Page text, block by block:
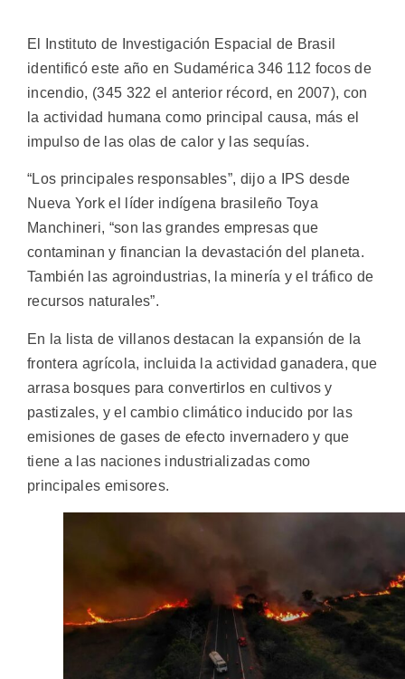
El Instituto de Investigación Espacial de Brasil
identificó este año en Sudamérica 346 112 focos de
incendio, (345 322 el anterior récord, en 2007), con
la actividad humana como principal causa, más el
impulso de las olas de calor y las sequías.
“Los principales responsables”, dijo a IPS desde
Nueva York el líder indígena brasileño Toya
Manchineri, “son las grandes empresas que
contaminan y financian la devastación del planeta.
También las agroindustrias, la minería y el tráfico de
recursos naturales”.
En la lista de villanos destacan la expansión de la
frontera agrícola, incluida la actividad ganadera, que
arrasa bosques para convertirlos en cultivos y
pastizales, y el cambio climático inducido por las
emisiones de gases de efecto invernadero y que
tiene a las naciones industrializadas como
principales emisores.